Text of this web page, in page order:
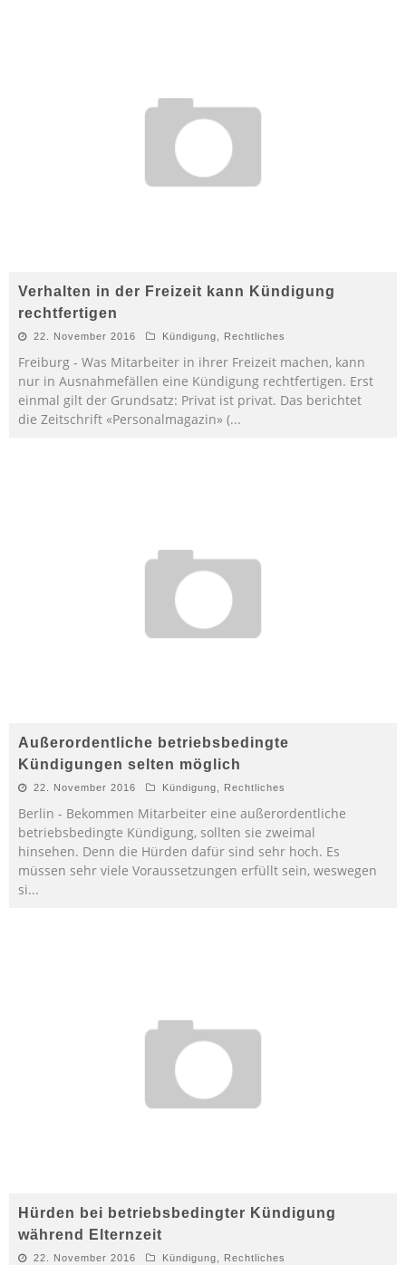
Verhalten in der Freizeit kann Kündigung
rechtfertigen
22. November 2016 Kündigung Rechtliches
Freiburg - Was Mitarbeiter in ihrer Freizeit machen, kann
nur in Ausnahmefällen eine Kündigung rechtfertigen. Erst
einmal gilt der Grundsatz: Privat ist privat. Das berichtet
die Zeitschrift «Personalmagazin» (...
Außerordentliche betriebsbedingte
Kündigungen selten möglich
22. November 2016 Kündigung Rechtliches
Berlin - Bekommen Mitarbeiter eine außerordentliche
betriebsbedingte Kündigung, sollten sie zweimal
hinsehen. Denn die Hürden dafür sind sehr hoch. Es
müssen sehr viele Voraussetzungen erfüllt sein, weswegen
si...
Hürden bei betriebsbedingter Kündigung
während Elternzeit
22. November 2016 Kündigung Rechtliches